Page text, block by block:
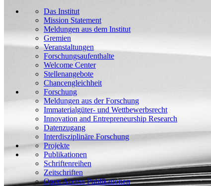
Das Institut
Mission Statement
Meldungen aus dem Institut
Gremien
Veranstaltungen
Forschungsaufenthalte
Welcome Center
Stellenangebote
Chancengleichheit
Forschung
Meldungen aus der Forschung
Immaterialgüter- und Wettbewerbsrecht
Innovation and Entrepreneurship Research
Datenzugang
Interdisziplinäre Forschung
Projekte
Publikationen
Schriftenreihen
Zeitschriften
Open Access Publikationen